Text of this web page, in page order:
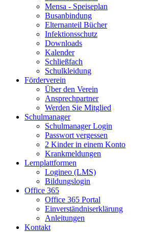
Mensa - Speiseplan
Busanbindung
Elternanteil Bücher
Infektionsschutz
Downloads
Kalender
Schließfach
Schulkleidung
Förderverein
Über den Verein
Ansprechpartner
Werden Sie Mitglied
Schulmanager
Schulmanager Login
Passwort vergessen
2 Kinder in einem Konto
Krankmeldungen
Lernplattformen
Logineo (LMS)
Bildungslogin
Office 365
Office 365 Portal
Einverständniserklärung
Anleitungen
Kontakt